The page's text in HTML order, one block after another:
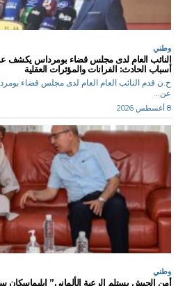
وطني
النائب العام لدى مجلس قضاء بومرداس يكشف
أسباب الحادث: الفرانات والمؤثرات العقلية
ح.ن قدم النائب العام العام لدى مجلس قضاء
عن...
8 أغسطس 2026
وطني
أمن الجيش يستلم الرعية الألماني” إيليماسكان